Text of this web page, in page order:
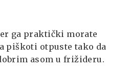
ga praktički morate
piškoti otpuste tako da
asom u frižideru.